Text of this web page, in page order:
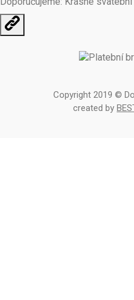
Otevřit
užitečné
Copyright 2019 ©
created by